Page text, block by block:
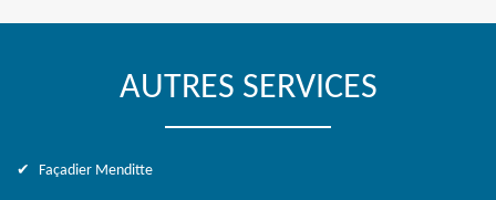
AUTRES SERVICES
Façadier Menditte